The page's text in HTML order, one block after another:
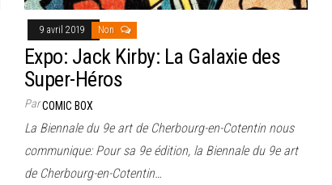
9 avril 2019 Non
Expo: Jack Kirby: La Galaxie des
Super-Héros
ParCOMIC BOX
La Biennale du 9e art de Cherbourg-en-Cotentin nous
communique: Pour sa 9e édition, la Biennale du 9e art
de Cherbourg-en-Cotentin…